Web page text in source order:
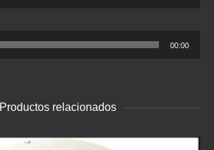
00:00
Productos relacionados